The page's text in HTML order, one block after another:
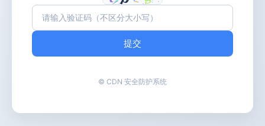
提交
© CDN 安全防护系统